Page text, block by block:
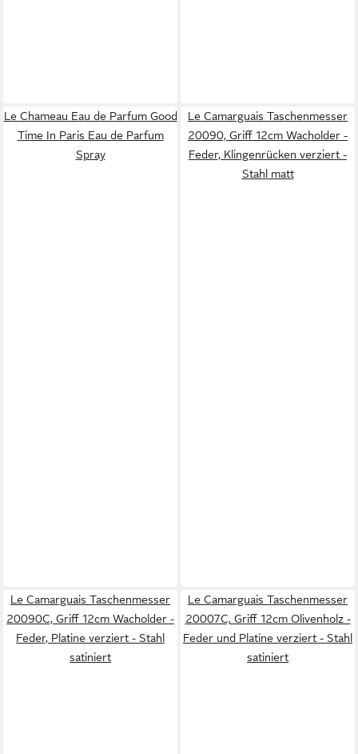
Le Chameau Eau de Parfum Good
Time In Paris Eau de Parfum
Spray
Le Camarguais Taschenmesser
20090, Griff 12cm Wacholder -
Feder, Klingenrücken verziert -
Stahl matt
Le Camarguais Taschenmesser
20090C, Griff 12cm Wacholder -
Feder, Platine verziert - Stahl
satiniert
Le Camarguais Taschenmesser
20007C, Griff 12cm Olivenholz -
Feder und Platine verziert - Stahl
satiniert